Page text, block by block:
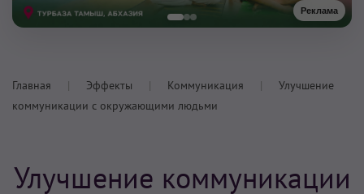
Реклама
Главная Эффекты Коммуникация
Улучшение
коммуникации с окружающими людьми
Улучшение коммуникации